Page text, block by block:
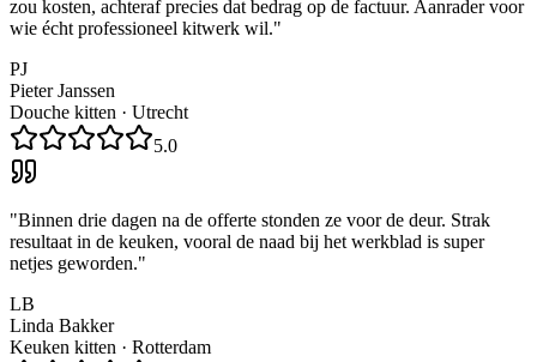
zou kosten, achteraf precies dat bedrag op de factuur. Aanrader voor
wie écht professioneel kitwerk wil."
PJ
Pieter Janssen
Douche kitten · Utrecht
5.0
"Binnen drie dagen na de offerte stonden ze voor de deur. Strak
resultaat in de keuken, vooral de naad bij het werkblad is super
netjes geworden."
LB
Linda Bakker
Keuken kitten · Rotterdam